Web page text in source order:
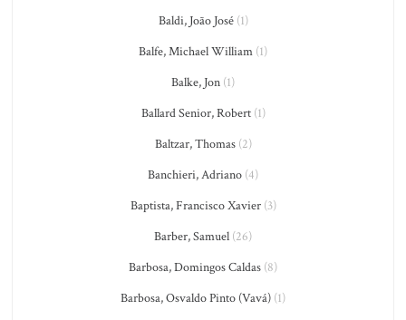
Baldi, João José(1)
Balfe, Michael William (1)
Balke, Jon (1)
Ballard Senior, Robert(1)
Baltzar, Thomas(2)
Banchieri, Adriano (4)
Baptista, Francisco Xavier(3)
Barber, Samuel (26)
Barbosa, Domingos Caldas (8)
Barbosa, Osvaldo Pinto (Vavá) (1)